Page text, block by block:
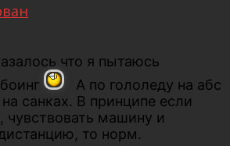
что я пытаюсь
А по гололеду на абс
санках. В принципе если
чувствовать машину и
то норм.